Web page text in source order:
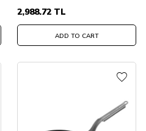
2,988.72 TL
ADD TO CART